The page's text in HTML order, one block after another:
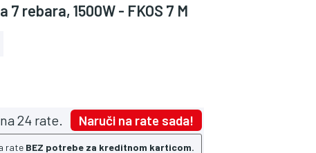
rebara, 1500W - FKOS 7 M
na 24 rate. Naruči na rate sada!
rate BEZ potrebe za kreditnom karticom.